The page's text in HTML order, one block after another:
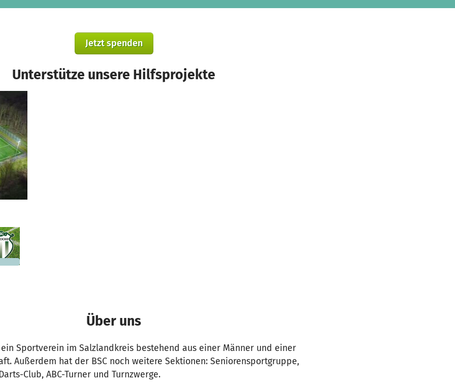
Jetzt spenden
Unterstütze unsere Hilfsprojekte
€
noch
Über uns
Sportverein im Salzlandkreis bestehend aus einer Männer und einer
Außerdem hat der BSC noch weitere Sektionen: Seniorensportgruppe,
Club, ABC-Turner und Turnzwerge.